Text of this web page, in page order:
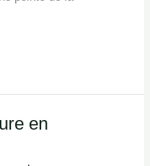
en